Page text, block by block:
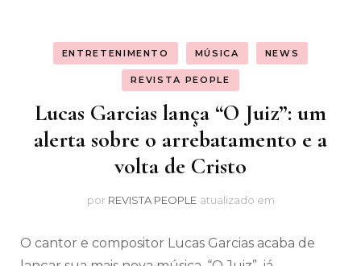
ENTRETENIMENTO MÚSICA NEWS
REVISTA PEOPLE
Lucas Garcias lança “O Juiz”: um
alerta sobre o arrebatamento e a
volta de Cristo
por REVISTA PEOPLE atualizado em
O cantor e compositor Lucas Garcias acaba de